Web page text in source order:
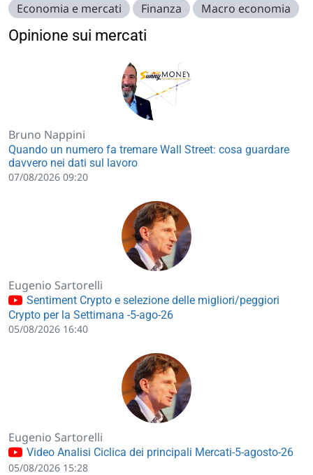
Economia e mercati
Finanza Macro economia
Opinione sui mercati
Bruno Nappini
Quando un numero fa tremare Wall Street: cosa guardare
davvero nei dati sul lavoro
07/08/2026 09:20
Eugenio Sartorelli
Sentiment Crypto e selezione delle migliori/peggiori
Crypto per la Settimana -5-ago-26
05/08/2026 16:40
Eugenio Sartorelli
Video Analisi Ciclica dei principali Mercati-5-agosto-26
05/08/2026 15:28